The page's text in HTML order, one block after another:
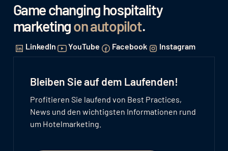
Game changing hospitality
marketingon autopilot.
LinkedIn YouTube Facebook Instagram
Bleiben Sie auf dem Laufenden!
Profitieren Sie laufend von Best Practices,
News und den wichtigsten Informationen rund
um Hotelmarketing.